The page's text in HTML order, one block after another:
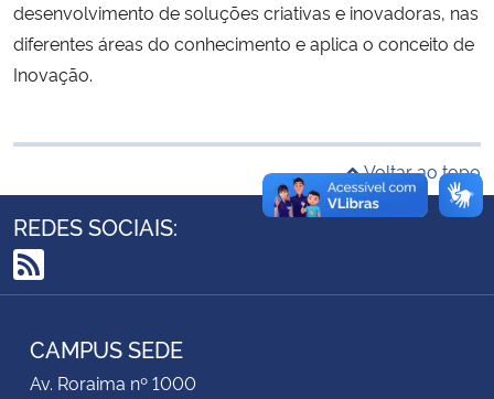
Ministério do Meio Ambiente
Ministério do Turismo
Ministério da Mulher, da Família e dos Direitos Humanos
Secretaria de Governo
desenvolvimento de soluções criativas e inovadoras, nas
diferentes áreas do conhecimento e aplica o conceito de
Inovação.
Voltar ao topo
REDES SOCIAIS:
RSS
CAMPUS SEDE
Av. Roraima nº 1000